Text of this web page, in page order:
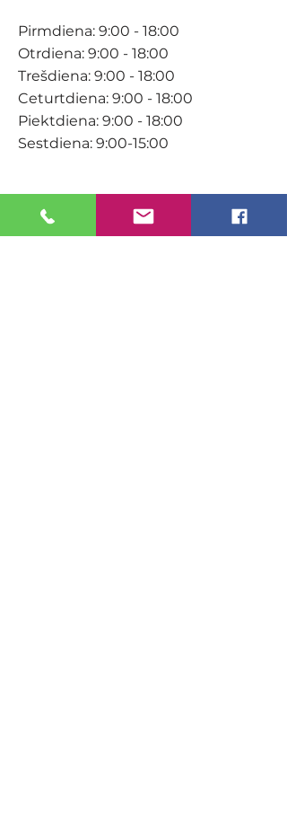
Pirmdiena: 9:00 - 18:00
Otrdiena: 9:00 - 18:00
Trešdiena: 9:00 - 18:00
Ceturtdiena: 9:00 - 18:00
Piektdiena: 9:00 - 18:00
Sestdiena: 9:00-15:00
KONTAKTI